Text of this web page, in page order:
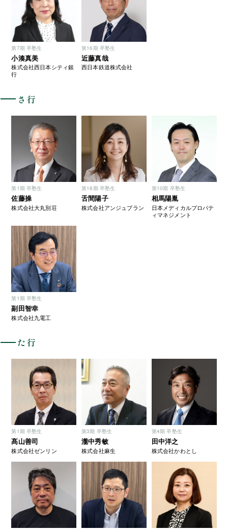
第7期 卒塾生
小湊真美
株式会社西日本シティ銀
行
第16期 卒塾生
近藤真哉
西日本鉄道株式会社
さ行
第1期 卒塾生
佐藤操
株式会社大丸別荘
第18期 卒塾生
舌間陽子
株式会社アンジュブラン
第10期 卒塾生
相馬陽胤
日本メディカルプロパテ
ィマネジメント
第1期 卒塾生
副田智幸
株式会社九電工
た行
第1期 卒塾生
髙山善司
株式会社ゼンリン
第3期 卒塾生
瀧中秀敏
株式会社麻生
第4期 卒塾生
田中洋之
株式会社かわとし